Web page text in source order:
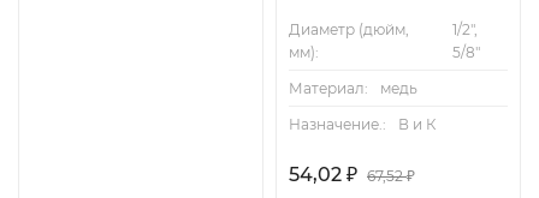
Диаметр (дюйм,
мм):
1/2",
5/8"
Материал:
медь
Назначение.:
В и К
54,02 ₽ 67,52₽